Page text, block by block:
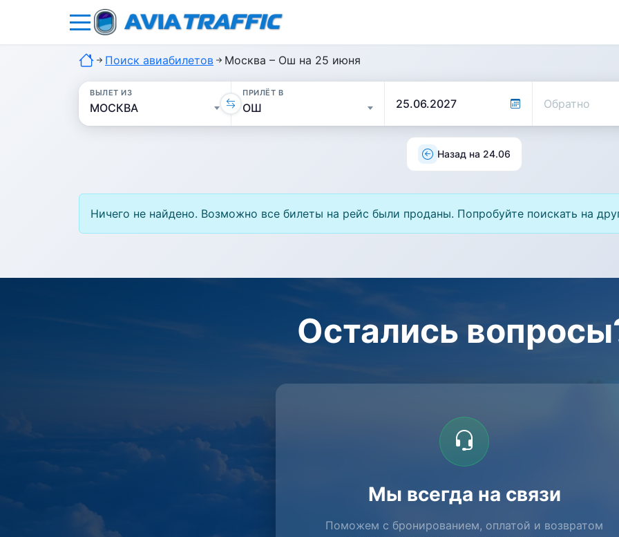
Поиск авиабилетов Москва – Ош на 25 июня
ВЫЛЕТ ИЗ ПРИЛЁТ В
Назад на 24.06
Ничего не найдено. Возможно все билеты на рейс были проданы. Попробуйте поискать на
Остались
Мы всегда на связи
Поможем с бронированием, оплатой и возвратом